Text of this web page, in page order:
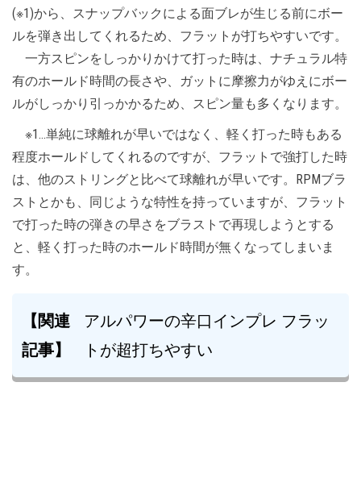
(※1)から、スナップバックによる面ブレが生じる前にボー
ルを弾き出してくれるため、フラットが打ちやすいです。
一方スピンをしっかりかけて打った時は、ナチュラル特
有のホールド時間の長さや、ガットに摩擦力がゆえにボー
ルがしっかり引っかかるため、スピン量も多くなります。
※1…単純に球離れが早いではなく、軽く打った時もある
程度ホールドしてくれるのですが、フラットで強打した時
は、他のストリングと比べて球離れが早いです。RPMブラ
ストとかも、同じような特性を持っていますが、フラット
で打った時の弾きの早さをブラストで再現しようとする
と、軽く打った時のホールド時間が無くなってしまいま
す。
【関連
記事】
アルパワーの辛口インプレ フラッ
トが超打ちやすい